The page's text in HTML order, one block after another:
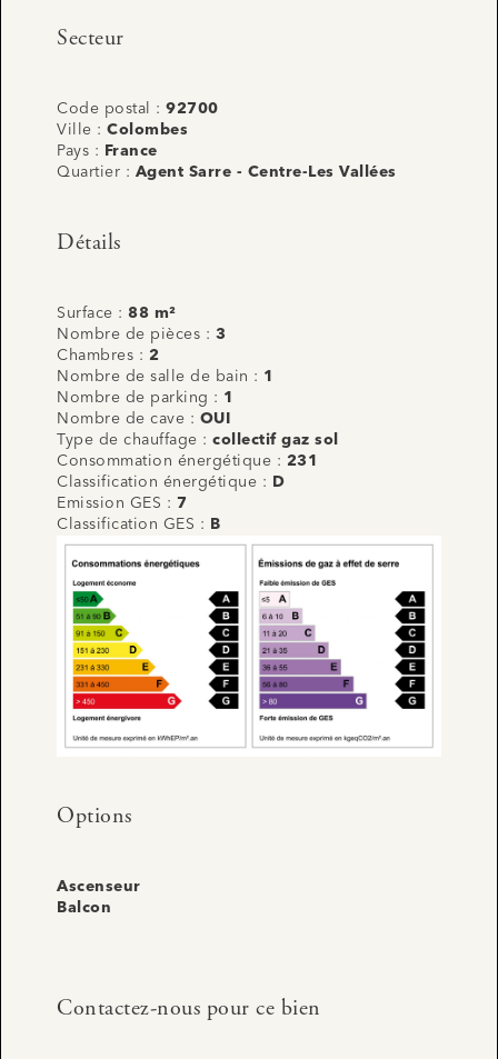
Secteur
Code postal : 92700
Ville : Colombes
Pays :
France
Quartier : Agent Sarre - Centre-Les Vallées
Détails
Surface : 88 m²
Nombre de pièces : 3
Chambres : 2
Nombre de salle de bain : 1
Nombre de parking : 1
Nombre de cave : OUI
Type de chauffage : collectif gaz sol
Consommation énergétique : 231
Classification énergétique :
D
Emission GES : 7
Classification GES :
B
Options
Ascenseur
Balcon
Contactez-nous pour ce bien